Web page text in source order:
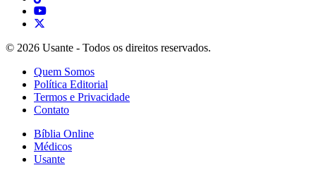
© 2026 Usante - Todos os direitos reservados.
Quem Somos
Política Editorial
Termos e Privacidade
Contato
Bíblia Online
Médicos
Usante